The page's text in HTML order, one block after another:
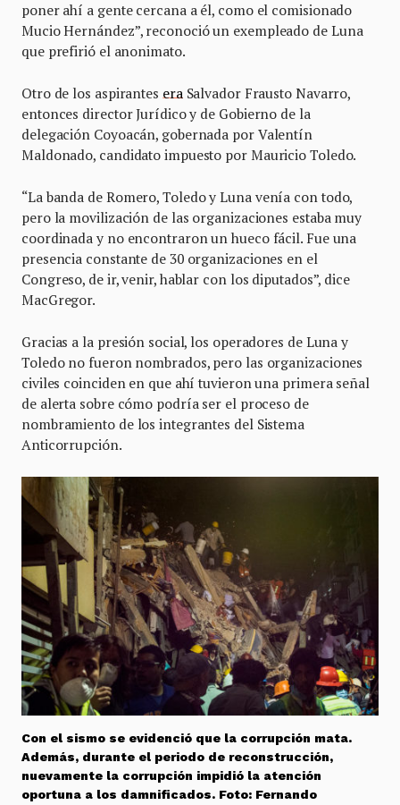
poner ahí a gente cercana a él, como el comisionado
Mucio Hernández”, reconoció un exempleado de Luna
que prefirió el anonimato.
Otro de los aspirantes eraSalvador Frausto Navarro,
entonces director Jurídico y de Gobierno de la
delegación Coyoacán, gobernada por Valentín
Maldonado, candidato impuesto por Mauricio Toledo.
“La banda de Romero, Toledo y Luna venía con todo,
pero la movilización de las organizaciones estaba muy
coordinada y no encontraron un hueco fácil. Fue una
presencia constante de 30 organizaciones en el
Congreso, de ir, venir, hablar con los diputados”, dice
MacGregor.
Gracias a la presión social, los operadores de Luna y
Toledo no fueron nombrados, pero las organizaciones
civiles coinciden en que ahí tuvieron una primera señal
de alerta sobre cómo podría ser el proceso de
nombramiento de los integrantes del Sistema
Anticorrupción.
Con el sismo se evidenció que la corrupción mata.
Además, durante el periodo de reconstrucción,
nuevamente la corrupción impidió la atención
oportuna a los damnificados. Foto: Fernando